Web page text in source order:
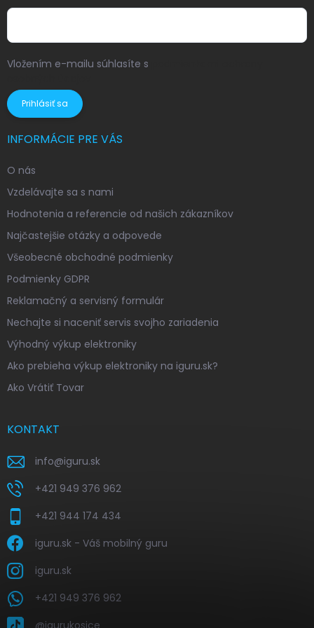
Vložením e-mailu súhlasíte s
Prihlásiť sa
INFORMÁCIE PRE VÁS
O nás
Vzdelávajte sa s nami
Hodnotenia a referencie od našich zákazníkov
Najčastejšie otázky a odpovede
Všeobecné obchodné podmienky
Podmienky GDPR
Reklamačný a servisný formulár
Nechajte si naceniť servis svojho zariadenia
Výhodný výkup elektroniky
Ako prebieha výkup elektroniky na iguru.sk?
Ako Vrátiť Tovar
KONTAKT
info@iguru.sk
+421 949 376 962
+421 944 174 434
iguru.sk - Váš mobilný guru
iguru.sk
+421 949 376 962